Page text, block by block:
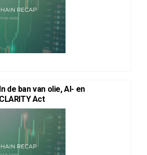
de ban van olie, AI- en
Act